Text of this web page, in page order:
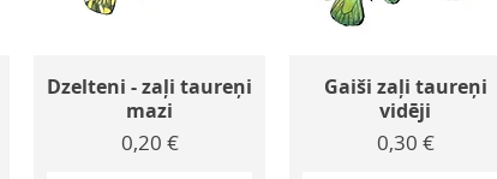
Dzelteni - zaļi taureņi
mazi
Cena
0,20 €
Gaiši zaļi taureņi
vidēji
Cena
0,30 €